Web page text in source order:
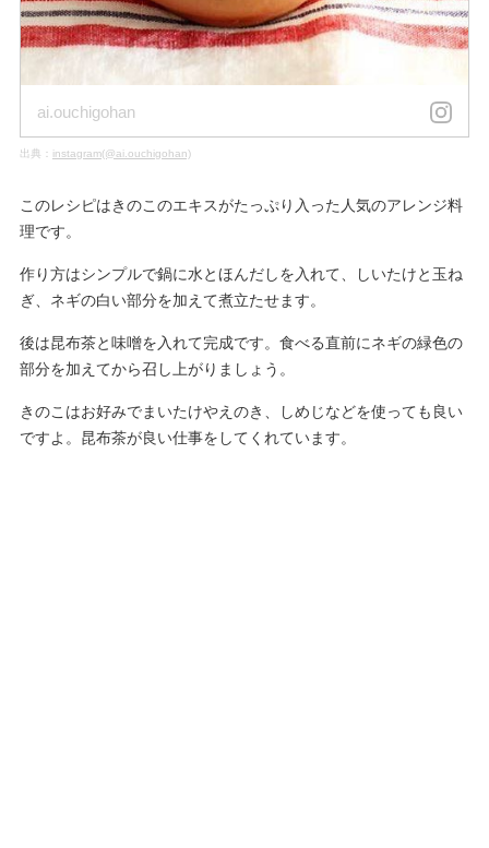
ai.ouchigohan
出典： instagram(@ai.ouchigohan)
このレシピはきのこのエキスがたっぷり入った人気のアレンジ料
理です。
作り方はシンプルで鍋に水とほんだしを入れて、しいたけと玉ね
ぎ、ネギの白い部分を加えて煮立たせます。
後は昆布茶と味噌を入れて完成です。食べる直前にネギの緑色の
部分を加えてから召し上がりましょう。
きのこはお好みでまいたけやえのき、しめじなどを使っても良い
ですよ。昆布茶が良い仕事をしてくれています。